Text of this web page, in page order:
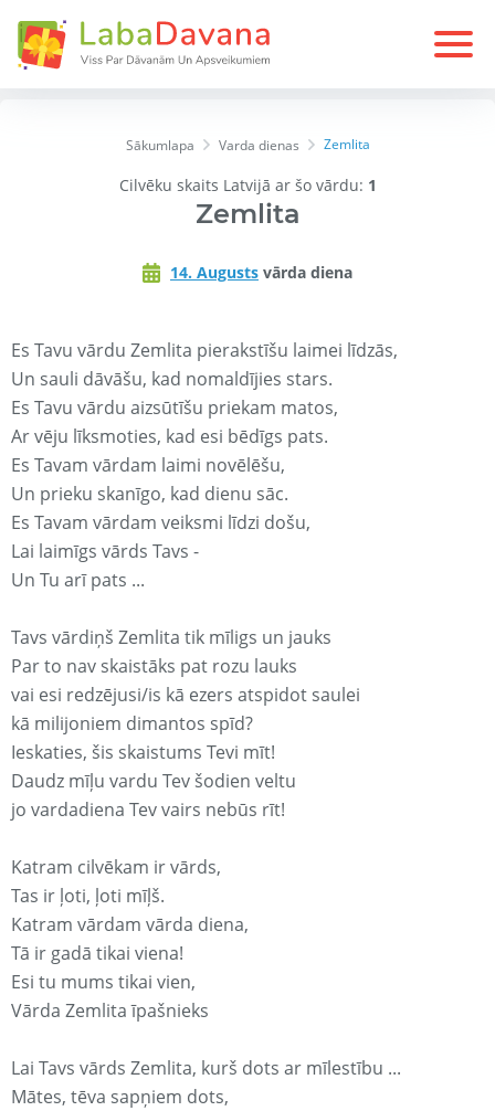
Sākumlapa Varda dienas Zemlita
Cilvēku skaits Latvijā ar šo vārdu: 1
Zemlita
14. Augusts vārda diena
Es Tavu vārdu Zemlita pierakstīšu laimei līdzās,
Un sauli dāvāšu, kad nomaldījies stars.
Es Tavu vārdu aizsūtīšu priekam matos,
Ar vēju līksmoties, kad esi bēdīgs pats.
Es Tavam vārdam laimi novēlēšu,
Un prieku skanīgo, kad dienu sāc.
Es Tavam vārdam veiksmi līdzi došu,
Lai laimīgs vārds Tavs -
Un Tu arī pats ...
Tavs vārdiņš Zemlita tik mīligs un jauks
Par to nav skaistāks pat rozu lauks
vai esi redzējusi/is kā ezers atspidot saulei
kā milijoniem dimantos spīd?
Ieskaties, šis skaistums Tevi mīt!
Daudz mīļu vardu Tev šodien veltu
jo vardadiena Tev vairs nebūs rīt!
Katram cilvēkam ir vārds,
Tas ir ļoti, ļoti mīļš.
Katram vārdam vārda diena,
Tā ir gadā tikai viena!
Esi tu mums tikai vien,
Vārda Zemlita īpašnieks
Lai Tavs vārds Zemlita, kurš dots ar mīlestību ...
Mātes, tēva sapņiem dots,